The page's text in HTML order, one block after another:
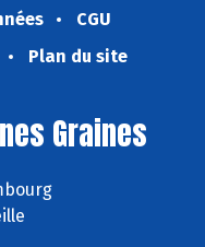
CGU
Plan du site
Graines